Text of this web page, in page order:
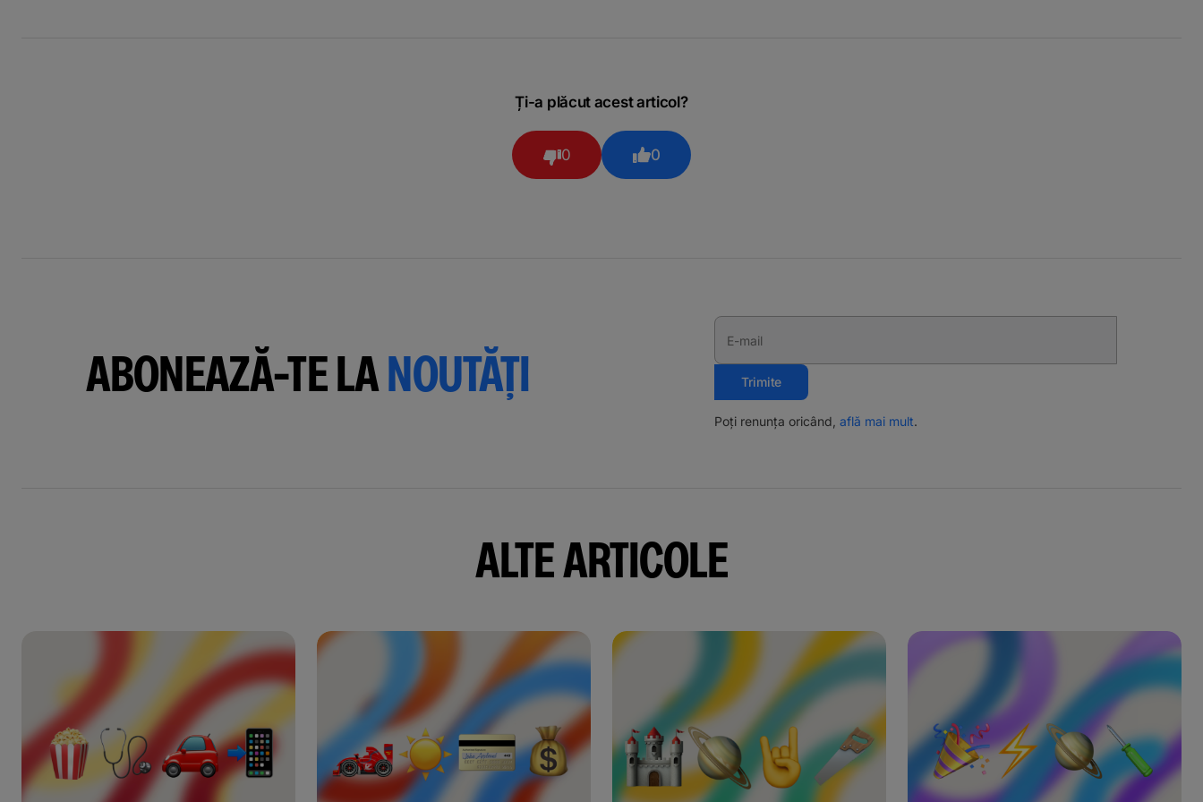
Ți-a plăcut acest articol?
0 0
ABONEAZĂ-TE LANOUTĂȚI
E-mail
Trimite
Poți renunța oricând, află mai mult.
ALTE ARTICOLE